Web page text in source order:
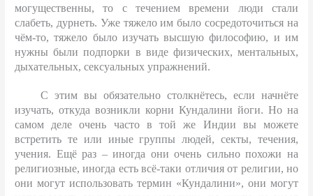
могущественны, то с течением времени люди стали
слабеть, дурнеть. Уже тяжело им было сосредоточиться на
чём-то, тяжело было изучать высшую философию, и им
нужны были подпорки в виде физических, ментальных,
дыхательных, сексуальных упражнений.
С этим вы обязательно столкнётесь, если начнёте
изучать, откуда возникли корни Кундалини йоги. Но на
самом деле очень часто в той же Индии вы можете
встретить те или иные группы людей, секты, течения,
учения. Ещё раз – иногда они очень сильно похожи на
религиозные, иногда есть всё-таки отличия от религии, но
они могут использовать термин «Кундалини», они могут